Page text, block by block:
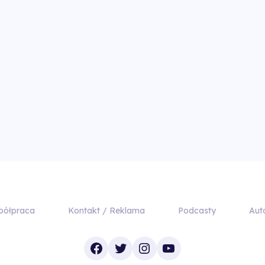
Kontakt / Reklama Podcasty
Facebook
TwitterInstagram
YouTube